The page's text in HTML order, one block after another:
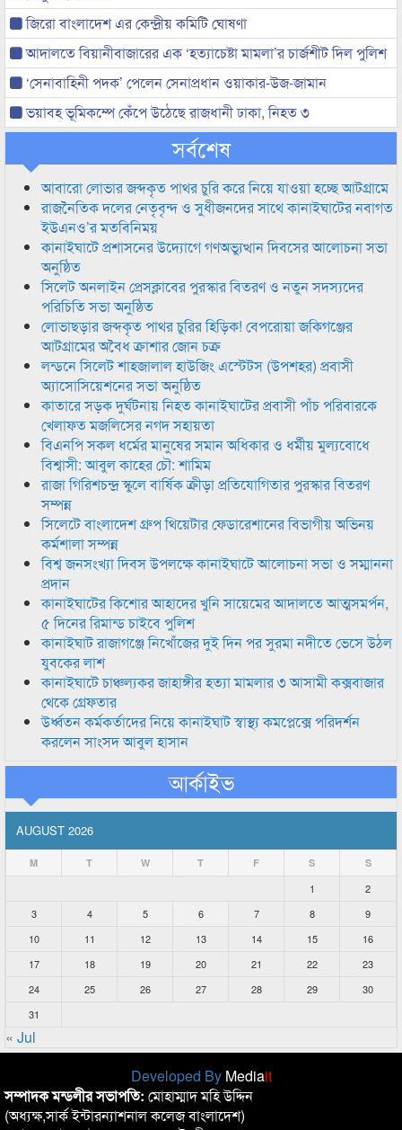
জিরো বাংলাদেশ এর কেন্দ্রীয় কমিটি ঘোষণা
আদালতে বিয়ানীবাজারের এক ‘হত্যাচেষ্টা মামলা’র চার্জশীট দিল পুলিশ
‘সেনাবাহিনী পদক’ পেলেন সেনাপ্রধান ওয়াকার-উজ-জামান
ভয়াবহ ভূমিকম্পে কেঁপে উঠেছে রাজধানী ঢাকা, নিহত ৩
সর্বশেষ
আবারো লোভার জব্দকৃত পাথর চুরি করে নিয়ে যাওয়া হচ্ছে আটগ্রামে
রাজনৈতিক দলের নেতৃবৃন্দ ও সুধীজনদের সাথে কানাইঘাটের নবাগত
ইউএনও’র মতবিনিময়
কানাইঘাটে প্রশাসনের উদ্যোগে গণঅভ্যুত্থান দিবসের আলোচনা সভা
অনুষ্ঠিত
সিলেট অনলাইন প্রেসক্লাবের পুরস্কার বিতরণ ও নতুন সদস্যদের
পরিচিতি সভা অনুষ্ঠিত
লোভাছড়ার জব্দকৃত পাথর চুরির হিড়িক! বেপরোয়া জকিগঞ্জের
আটগ্রামের অবৈধ ক্রাশার জোন চক্র
লন্ডনে সিলেট শাহজালাল হাউজিং এস্টেটস (উপশহর) প্রবাসী
অ্যাসোসিয়েশনের সভা অনুষ্ঠিত
কাতারে সড়ক দুর্ঘটনায় নিহত কানাইঘাটের প্রবাসী পাঁচ পরিবারকে
খেলাফত মজলিসের নগদ সহায়তা
বিএনপি সকল ধর্মের মানুষের সমান অধিকার ও ধর্মীয় মুল্যবোধে
বিশ্বাসী: আবুল কাহের চৌ: শামিম
রাজা গিরিশচন্দ্র স্কুলে বার্ষিক ক্রীড়া প্রতিযোগিতার পুরস্কার বিতরণ
সম্পন্ন
সিলেটে বাংলাদেশ গ্রুপ থিয়েটার ফেডারেশানের বিভাগীয় অভিনয়
কর্মশালা সম্পন্ন
বিশ্ব জনসংখ্যা দিবস উপলক্ষে কানাইঘাটে আলোচনা সভা ও সম্মাননা
প্রদান
কানাইঘাটের কিশোর আহাদের খুনি সায়েমের আদালতে আত্মসমর্পন,
৫ দিনের রিমান্ড চাইবে পুলিশ
কানাইঘাট রাজাগঞ্জে নিখোঁজের দুই দিন পর সুরমা নদীতে ভেসে উঠল
যুবকের লাশ
কানাইঘাটে চাঞ্চল্যকর জাহাঙ্গীর হত্যা মামলার ৩ আসামী কক্সবাজার
থেকে গ্রেফতার
উর্ধ্বতন কর্মকর্তাদের নিয়ে কানাইঘাট স্বাস্থ্য কমপ্লেক্সে পরিদর্শন
করলেন সাংসদ আবুল হাসান
আর্কাইভ
AUGUST 2026
M T W T F S S
1
2
3
4 5 6 7 8
9
10
11 12 13 14 15
16
17
18 19 20 21 22
23
24
25 26 27 28 29
30
31
« Jul
Developed By Mediait
সম্পাদক মন্ডলীর সভাপতি: মোহাম্মাদ মহি উদ্দিন
(অধ্যক্ষ,সার্ক ইন্টারন্যাশনাল কলেজ বাংলাদেশ)